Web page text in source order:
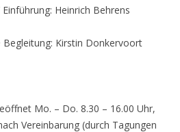
Heinrich Behrens
Begleitung: Kirstin Donkervoort
Mo. – Do. 8.30 – 16.00 Uhr,
Vereinbarung (durch Tagungen